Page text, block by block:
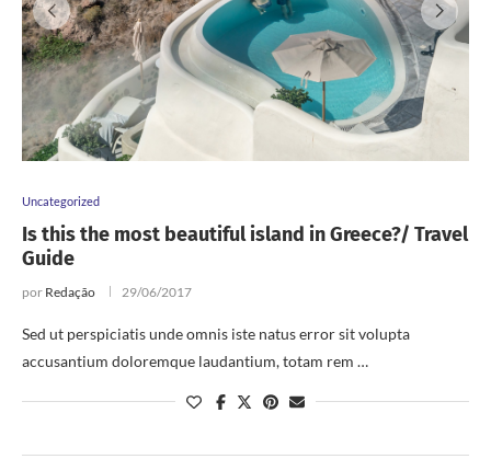
Uncategorized
Is this the most beautiful island in Greece?/ Travel
Guide
por Redação 29/06/2017
Sed ut perspiciatis unde omnis iste natus error sit volupta
accusantium doloremque laudantium, totam rem …